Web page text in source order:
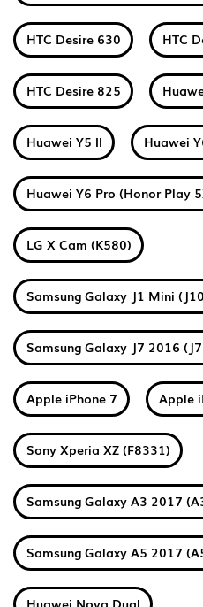
HTC Desire 630 HTC
HTC Desire 825
Huawei Y5 II Huawei
Huawei Y6 Pro (Honor Play
LG X Cam (K580)
Samsung Galaxy J1 Mini
Samsung Galaxy J7 2016
Apple iPhone 7 Apple
Sony Xperia XZ (F8331)
Samsung Galaxy A3 2017
Samsung Galaxy A5 2017
Huawei Nova Dual